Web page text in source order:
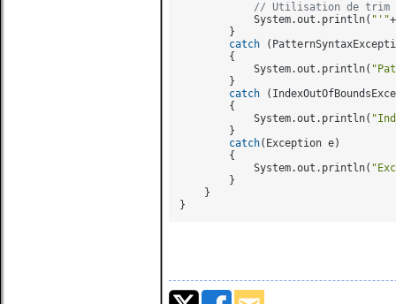
// Utilisation de trim
System.out.println( "'"
}
catch
{
System.out.println(
}
catch
{
System.out.println(
}
catch(Exception e)
{
System.out.println(
}
}